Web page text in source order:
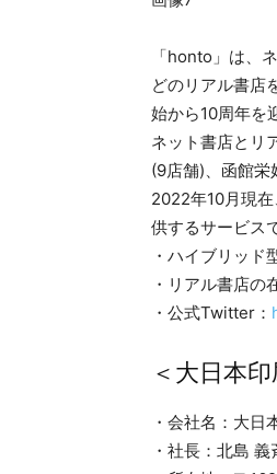
「honto」は、
どのリアル書店
始から10周年を
ネット書店とリ
(9店舗)、函館栄
2022年10月現
供するサービス
・ハイブリッド
・リアル書店の
・公式Twitter：
＜大日本
・会社名：大
・社長：北島 義